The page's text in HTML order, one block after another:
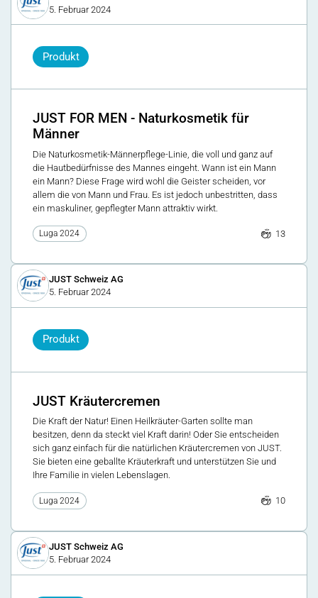
5. Februar 2024
Produkt
JUST FOR MEN - Naturkosmetik für
Männer
Die Naturkosmetik-Männerpflege-Linie, die voll und ganz auf
die Hautbedürfnisse des Mannes eingeht. Wann ist ein Mann
ein Mann? Diese Frage wird wohl die Geister scheiden, vor
allem die von Mann und Frau. Es ist jedoch unbestritten, dass
ein maskuliner, gepflegter Mann attraktiv wirkt.
Luga 2024 13
JUST Schweiz AG
5. Februar 2024
Produkt
JUST Kräutercremen
Die Kraft der Natur! Einen Heilkräuter-Garten sollte man
besitzen, denn da steckt viel Kraft darin! Oder Sie entscheiden
sich ganz einfach für die natürlichen Kräutercremen von JUST.
Sie bieten eine geballte Kräuterkraft und unterstützen Sie und
Ihre Familie in vielen Lebenslagen.
Luga 2024 10
JUST Schweiz AG
5. Februar 2024